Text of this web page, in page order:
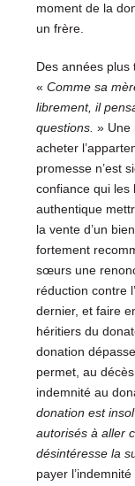
moment de la
un frère.
Des années plus
« Comme sa
librement, il
questions. » Une
acheter
promesse n’est
confiance qui les
authentique
la vente d’un
fortement
sœurs une
réduction contre
dernier, et faire
héritiers du
donation
permet, au
indemnité au
donation est
autorisés à aller
désintéresse la
payer